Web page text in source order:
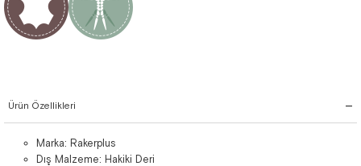
Ürün Özellikleri
Marka: Rakerplus
Dış Malzeme: Hakiki Deri